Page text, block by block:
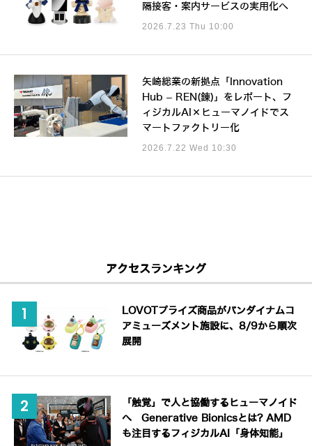
隔接客・案内サービスの実用化へ
2026.7.23 Thu 10:00
矢崎総業の新拠点「Innovation
Hub – REN(錬)」をレポート、フ
ィジカルAI×ヒューマノイドでス
マートファクトリー化
2026.7.22 Wed 10:30
アクセスランキング
LOVOTプライズ商品がバンダイナムコ
アミューズメント施設に、8/9から順次
展開
「触覚」で人と協働するヒューマノイド
へ Generative Bionicsとは? AMD
も注目するフィジカルAI「身体知能」